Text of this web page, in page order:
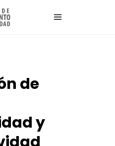
de
y